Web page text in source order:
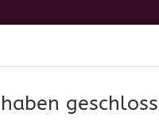
geschlossen
dahin gehen keine Pakete
41557